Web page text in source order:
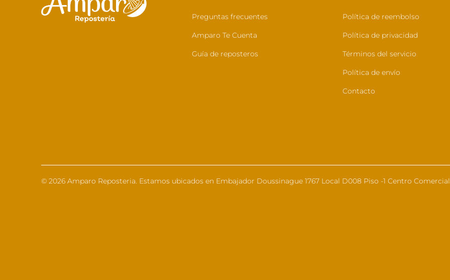
Preguntas frecuentes
Amparo Te Cuenta
Guía de reposteros
Política de reembolso
Política de privacidad
Términos del servicio
Política de envío
Contacto
© 2026 Amparo Reposteria. Estamos ubicados en Embajador Doussinague 1767 Local D008 Piso -1 Centro